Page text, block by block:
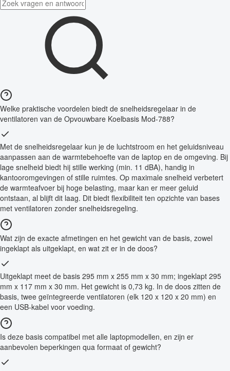
Welke praktische voordelen biedt de snelheidsregelaar in de
ventilatoren van de Opvouwbare Koelbasis Mod-788?
Met de snelheidsregelaar kun je de luchtstroom en het geluidsniveau
aanpassen aan de warmtebehoefte van de laptop en de omgeving. Bij
lage snelheid biedt hij stille werking (min. 11 dBA), handig in
kantooromgevingen of stille ruimtes. Op maximale snelheid verbetert
de warmteafvoer bij hoge belasting, maar kan er meer geluid
ontstaan, al blijft dit laag. Dit biedt flexibiliteit ten opzichte van bases
met ventilatoren zonder snelheidsregeling.
Wat zijn de exacte afmetingen en het gewicht van de basis, zowel
ingeklapt als uitgeklapt, en wat zit er in de doos?
Uitgeklapt meet de basis 295 mm x 255 mm x 30 mm; ingeklapt 295
mm x 117 mm x 30 mm. Het gewicht is 0,73 kg. In de doos zitten de
basis, twee geïntegreerde ventilatoren (elk 120 x 120 x 20 mm) en
een USB-kabel voor voeding.
Is deze basis compatibel met alle laptopmodellen, en zijn er
aanbevolen beperkingen qua formaat of gewicht?